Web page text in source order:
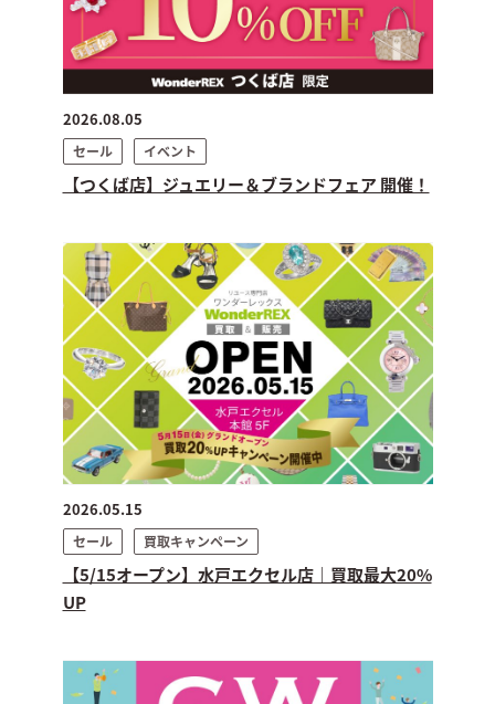
2026.08.05
セール イベント
【つくば店】ジュエリー＆ブランドフェア 開催！
2026.05.15
セール 買取キャンペーン
【5/15オープン】水戸エクセル店｜買取最大20%
UP